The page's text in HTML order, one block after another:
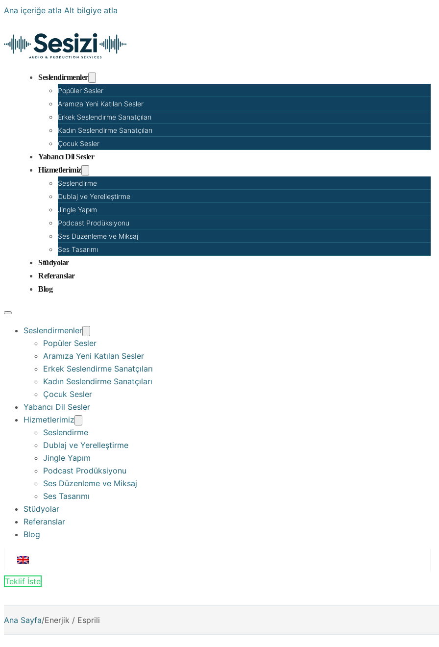
Ana içeriğe atla Alt bilgiye atla
Seslendirmenler
Popüler Sesler
Aramıza Yeni Katılan Sesler
Erkek Seslendirme Sanatçıları
Kadın Seslendirme Sanatçıları
Çocuk Sesler
Yabancı Dil Sesler
Hizmetlerimiz
Seslendirme
Dublaj ve Yerelleştirme
Jingle Yapım
Podcast Prodüksiyonu
Ses Düzenleme ve Miksaj
Ses Tasarımı
Stüdyolar
Referanslar
Blog
Seslendirmenler
Popüler Sesler
Aramıza Yeni Katılan Sesler
Erkek Seslendirme Sanatçıları
Kadın Seslendirme Sanatçıları
Çocuk Sesler
Yabancı Dil Sesler
Hizmetlerimiz
Seslendirme
Dublaj ve Yerelleştirme
Jingle Yapım
Podcast Prodüksiyonu
Ses Düzenleme ve Miksaj
Ses Tasarımı
Stüdyolar
Referanslar
Blog
Teklif İste
Ana Sayfa/Enerjik / Esprili